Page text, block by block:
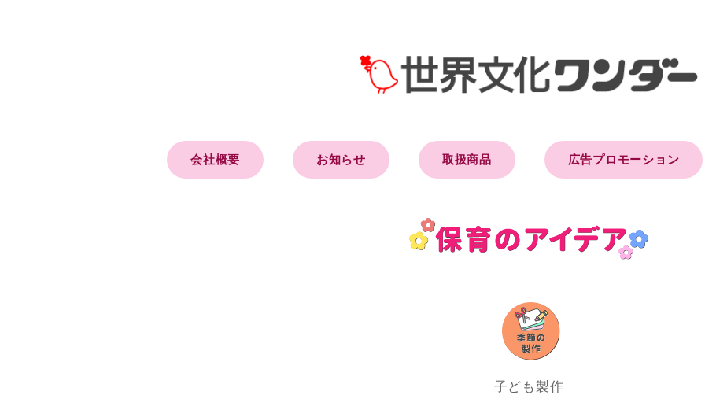
会社概要 お知らせ 取扱商品 広告プロモーション
子ども製作